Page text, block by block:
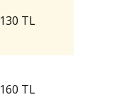
130 TL
160 TL